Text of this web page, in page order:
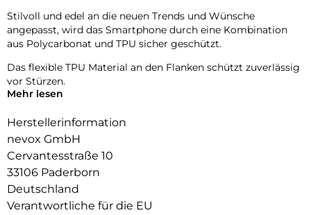
Stilvoll und edel an die neuen Trends und Wünsche
angepasst, wird das Smartphone durch eine Kombination
aus Polycarbonat und TPU sicher geschützt.
Das flexible TPU Material an den Flanken schützt zuverlässig
vor Stürzen.
Durch die spezielle Beschichtung behält ihr Smartphone die
Griffigkeit und wirkt edel.
Die Anschlüsse, Knöpfe und Kamera bleiben voll zugänglich.
Hochwertiges Schmutzabweisendes Material und
Schockproof durch eingearbeitete Luftpolster in den Ecken.
Mehr lesen
Herstellerinformation
nevox GmbH
Cervantesstraße 10
33106 Paderborn
Deutschland
Verantwortliche für die EU